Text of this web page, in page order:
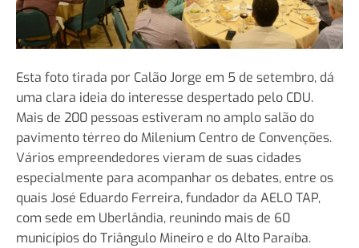
Esta foto tirada por Calão Jorge em 5 de setembro, dá
uma clara ideia do interesse despertado pelo CDU.
Mais de 200 pessoas estiveram no amplo salão do
pavimento térreo do Milenium Centro de Convenções.
Vários empreendedores vieram de suas cidades
especialmente para acompanhar os debates, entre os
quais José Eduardo Ferreira, fundador da AELO TAP,
com sede em Uberlândia, reunindo mais de 60
municípios do Triângulo Mineiro e do Alto Paraíba.